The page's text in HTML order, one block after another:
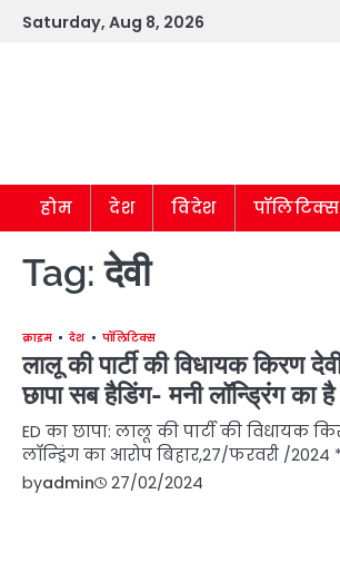
SkipSaturday, Aug 8, 2026
होम देश विदेश पॉलिटिक्स
Tag:देवी
क्राइम देश पॉलिटिक्स
लालू की पार्टी की विधायक किरण
छापा सब हैडिंग- मनी लॉन्ड्रिंग का
ED का छापा: लालू की पार्टी की विधायक
लॉन्ड्रिंग का आरोप बिहार,27/फरवरी /2024
byadmin 27/02/2024